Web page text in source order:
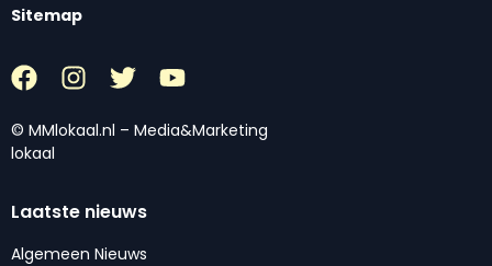
Sitemap
© MMlokaal.nl – Media&Marketing
lokaal
Laatste nieuws
Algemeen Nieuws